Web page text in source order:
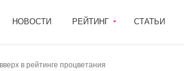
НОВОСТИ РЕЙТИНГ СТАТЬИ
в рейтинге процветания